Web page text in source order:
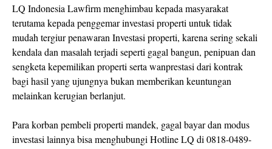
LQ Indonesia Lawfirm menghimbau kepada masyarakat
terutama kepada penggemar investasi properti untuk tidak
mudah tergiur penawaran Investasi properti, karena sering sekali
kendala dan masalah terjadi seperti gagal bangun, penipuan dan
sengketa kepemilikan properti serta wanprestasi dari kontrak
bagi hasil yang ujungnya bukan memberikan keuntungan
melainkan kerugian berlanjut.
Para korban pembeli properti mandek, gagal bayar dan modus
investasi lainnya bisa menghubungi Hotline LQ di 0818-0489-